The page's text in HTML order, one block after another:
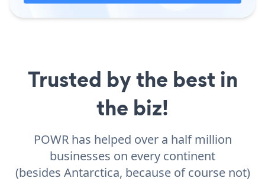
Trusted by the best in
the biz!
POWR has helped over a half million
businesses on every continent
(besides Antarctica, because of course not)